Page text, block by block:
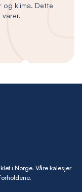
og klima. Dette
i Norge. Våre kalesjer